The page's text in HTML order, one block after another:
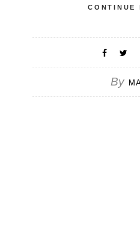
CONTINUE
By